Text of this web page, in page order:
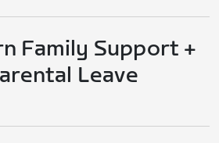
Family Support +
Leave